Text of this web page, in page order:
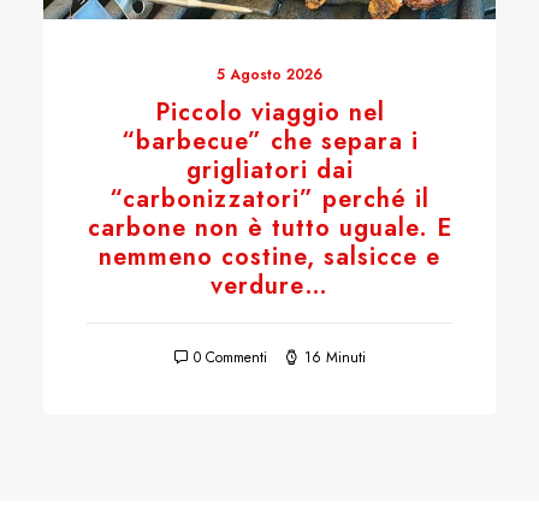
5 Agosto 2026
Piccolo viaggio nel
“barbecue” che separa i
grigliatori dai
“carbonizzatori” perché il
carbone non è tutto uguale. E
nemmeno costine, salsicce e
verdure…
0 Commenti 16 Minuti